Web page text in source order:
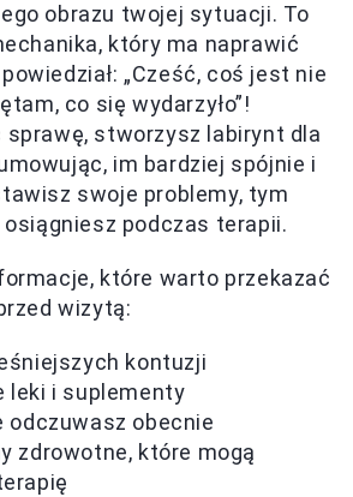
obrazu twojej sytuacji. To
który ma naprawić
„Cześć, coś jest nie
co się wydarzyło”!
sprawę, stworzysz labirynt dla
im bardziej spójnie i
swoje problemy, tym
podczas terapii.
które warto przekazać
wizytą:
kontuzji
leki i suplementy
odczuwasz obecnie
zdrowotne, które mogą